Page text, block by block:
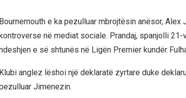
Bournemouth e ka pezulluar mbrojtësin anësor,
kontroverse në mediat sociale. Prandaj, spanjolli
e së shtunës në Ligën Premier kundër
Klubi anglez lëshoi një deklaratë zyrtare duke
Jimenezin.